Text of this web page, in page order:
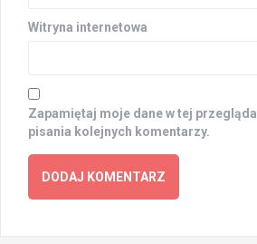
Witryna internetowa
Zapamiętaj moje dane w tej
pisania kolejnych komentarzy.